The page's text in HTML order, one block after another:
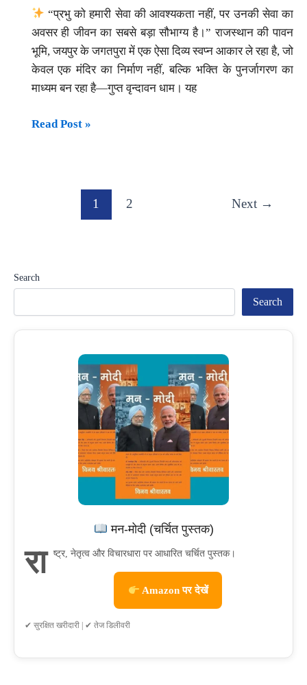
का
दिव्य
अवसर
(17
मई
15
“प्रभु को हमारी सेवा की आवश्यकता नहीं, पर उनकी सेवा का
अवसर ही जीवन का सबसे बड़ा सौभाग्य है।” राजस्थान की पावन
भूमि, जयपुर के जगतपुरा में एक ऐसा दिव्य स्वप्न आकार ले रहा है, जो
केवल एक मंदिर का निर्माण नहीं, बल्कि भक्ति के पुनर्जागरण का
माध्यम बन रहा है—गुप्त वृन्दावन धाम। यह
कृपा
का
संगम
Read Post »
1 2 Next →
Search
Search
मन-मोदी (चर्चित पुस्तक)
रा ष्ट्र, नेतृत्व और विचारधारा पर आधारित चर्चित पुस्तक।
Amazon पर देखें
✔ सुरक्षित खरीदारी | ✔ तेज डिलीवरी